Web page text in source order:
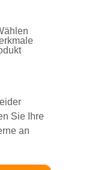
Sie Ihre
an